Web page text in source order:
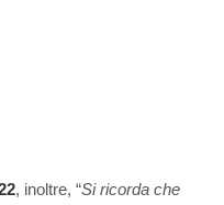
, inoltre, “Si ricorda che